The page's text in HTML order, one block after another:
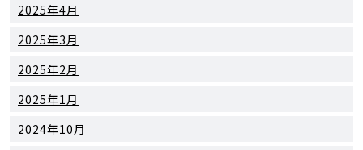
2025年4月
2025年3月
2025年2月
2025年1月
2024年10月